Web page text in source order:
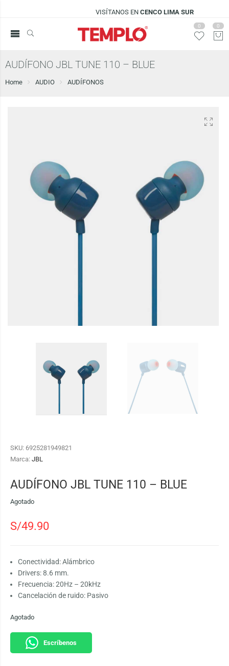
VISÍTANOS ENCENCO LIMA SUR
0 0
AUDÍFONO JBL TUNE 110 – BLUE
Home AUDIO AUDÍFONOS
SKU: 6925281949821
Marca: JBL
AUDÍFONO JBL TUNE 110 – BLUE
Agotado
S/49.90
Conectividad: Alámbrico
Drivers: 8.6 mm.
Frecuencia: 20Hz – 20kHz
Cancelación de ruido: Pasivo
Agotado
Escríbenos